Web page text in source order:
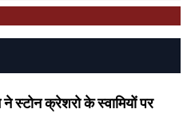
स्टोन क्रेशरो के स्वामियों पर